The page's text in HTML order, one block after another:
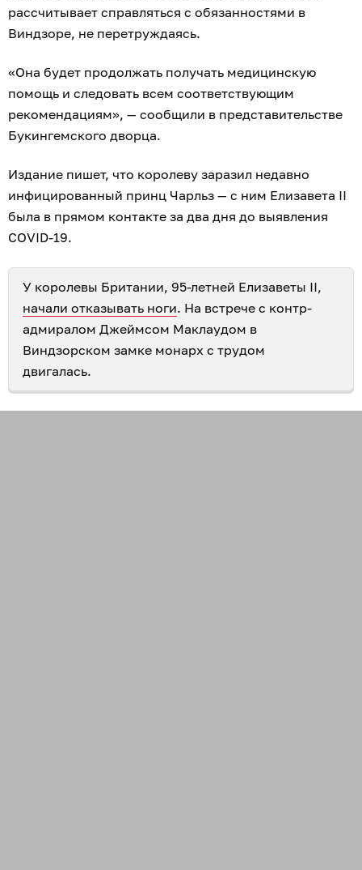
рассчитывает справляться с обязанностями в
Виндзоре, не перетруждаясь.
«Она будет продолжать получать медицинскую
помощь и следовать всем соответствующим
рекомендациям», — сообщили в представительстве
Букингемского дворца.
Издание пишет, что королеву заразил недавно
инфицированный принц Чарльз — с ним Елизавета II
была в прямом контакте за два дня до выявления
COVID-19.
У королевы Британии, 95-летней Елизаветы II,
начали отказывать ноги. На встрече с контр-
адмиралом Джеймсом Маклаудом в
Виндзорском замке монарх с трудом
двигалась.